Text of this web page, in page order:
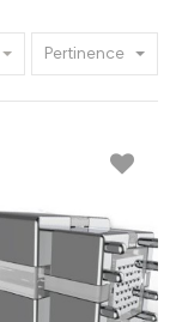
Pertinence